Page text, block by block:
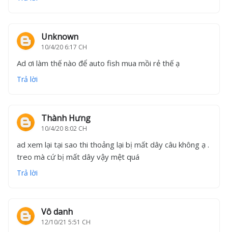
Unknown
10/4/20 6:17 CH
Ad ơi làm thế nào để auto fish mua mồi rẻ thế ạ
Trả lời
Thành Hưng
10/4/20 8:02 CH
ad xem lại tại sao thi thoảng lại bị mất dây câu không ạ .
treo mà cứ bị mất dây vậy mệt quá
Trả lời
Vô danh
12/10/21 5:51 CH